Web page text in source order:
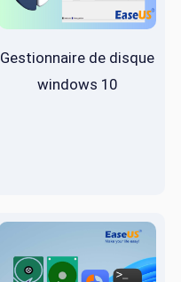
Gestionnaire de disque
windows 10